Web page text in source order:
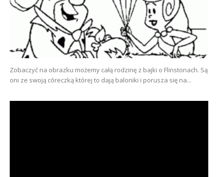
Zobaczyć na obrazku możemy całą rodzinę z bajki o Flinstonach. Są
oni ze swoją córeczką której to dają baloniki i porusza się na...